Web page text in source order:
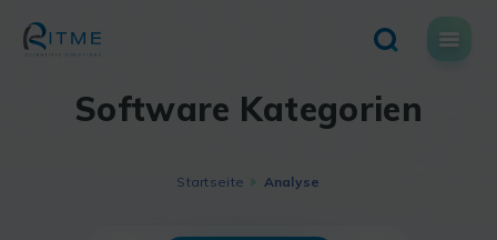
content
Software Kategorien
Startseite Analyse